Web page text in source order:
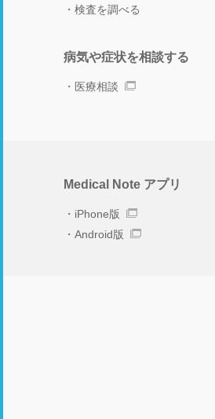
検査を調べる
病気や症状を相談する
医療相談
Medical Note アプリ
iPhone版
Android版